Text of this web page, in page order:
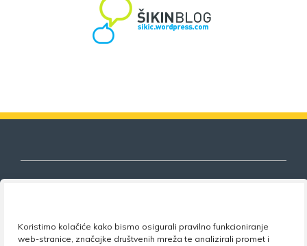
Koristimo kolačiće kako bismo osigurali pravilno funkcioniranje
web-stranice, značajke društvenih mreža te analizirali promet i
Nezavisni sindikat znanosti i visokog
obrazovanja